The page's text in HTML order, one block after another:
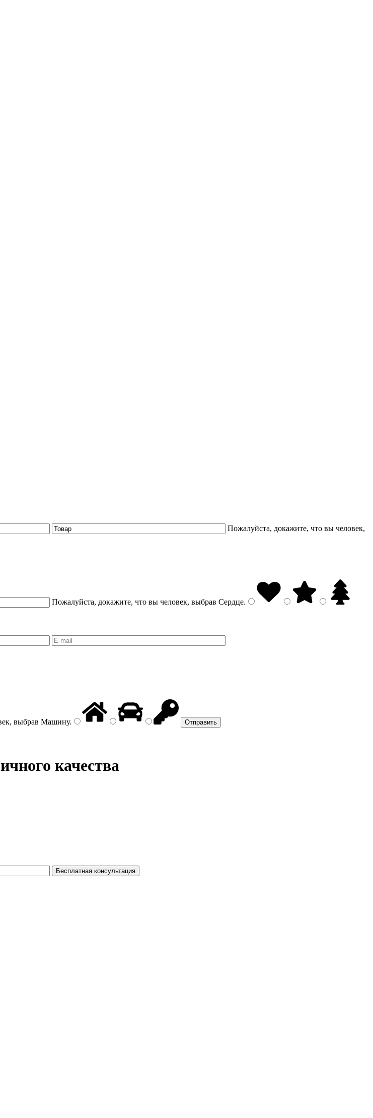
Пожалуйста, докажите, что вы человек,
Пожалуйста, докажите, что вы человек, выбрав Сердце.
выбрав Машину.
качества